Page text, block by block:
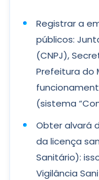
Registrar a
públicos:
(CNPJ),
Prefeitura do
(sistema
Obter alvará
da licença
Sanitário):
Vigilância